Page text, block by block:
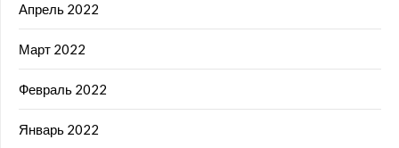
Апрель 2022
Март 2022
Февраль 2022
Январь 2022